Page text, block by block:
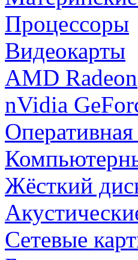
Процессоры
Видеокарты
AMD Radeon
nVidia
Жёсткий
Сетевые